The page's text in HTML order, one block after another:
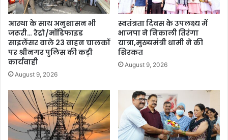
आस्था के साथ अनुशासन भी
जरूरी… रेट्रो/मॉडिफाइड
साइलेंसर वाले 23 वाहन चालकों
पर श्रीनगर पुलिस की कड़ी
कार्यवाही
August 9, 2026
स्वतंत्रता दिवस के उपलक्ष्य में
भाजपा ने निकाली तिरंगा
यात्रा,मुख्यमंत्री धामी ने की
शिरकत
August 9, 2026